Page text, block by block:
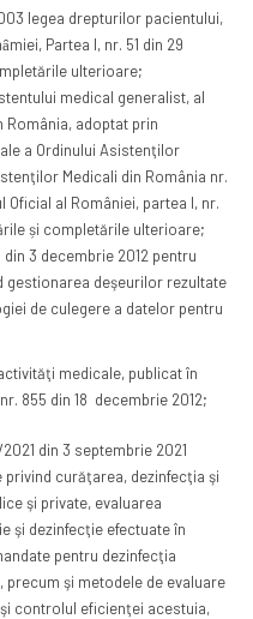
legea drepturilor pacientului,
Partea I, nr. 51 din 29
ulterioare;
medical generalist, al
România, adoptat prin
a Ordinului Asistenţilor
Medicali din România nr.
al României, partea I, nr.
și completările ulterioare;
3 decembrie 2012 pentru
gestionarea deşeurilor rezultate
de culegere a datelor pentru
medicale, publicat în
855 din 18 decembrie 2012;
din 3 septembrie 2021
curăţarea, dezinfecţia şi
şi private, evaluarea
şi dezinfecţie efectuate în
pentru dezinfecţia
şi metodele de evaluare
controlul eficienţei acestuia,